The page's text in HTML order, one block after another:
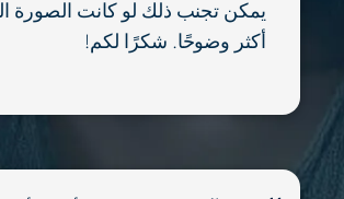
يمكن تجنب ذلك لو كانت الصورة
أكثر وضوحًا. شكرًا لكم!